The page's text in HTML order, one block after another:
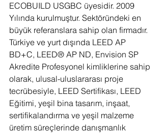
ECOBUILD USGBC üyesidir. 2009
Yılında kurulmuştur. Sektöründeki en
büyük referanslara sahip olan firmadır.
Türkiye ve yurt dışında LEED AP
BD+C, LEED® AP ND, Envision SP
Akredite Profesyonel kimliklerine sahip
olarak, ulusal-uluslararası proje
tecrübesiyle, LEED Sertifikası, LEED
Eğitimi, yeşil bina tasarım, inşaat,
sertifikalandırma ve yeşil malzeme
üretim süreçlerinde danışmanlık